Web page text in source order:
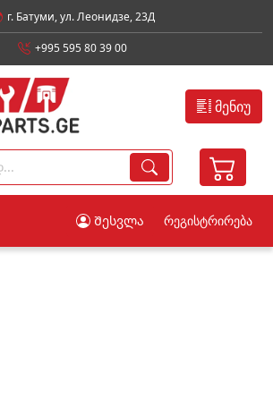
г. Батуми, ул. Леонидзе, 23Д
+995 595 80 39 00
მენიუ
Შესვლა რეგისტრირება